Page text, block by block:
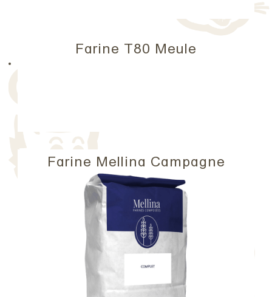
Farine T80 Meule
Farine Mellina Campagne